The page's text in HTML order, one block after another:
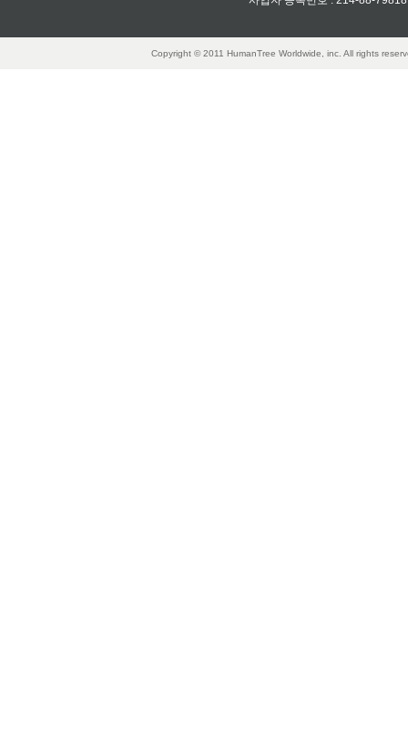
Copyright © 2011 HumanTree Worldwide, inc. All rights